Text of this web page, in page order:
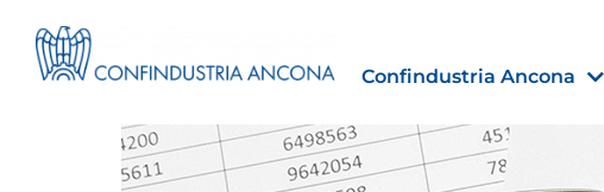
Confindustria Ancona